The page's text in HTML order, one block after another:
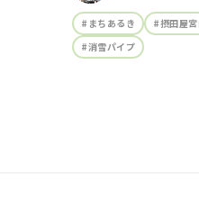
#まちあるき
#摂田屋
#消雪パイプ